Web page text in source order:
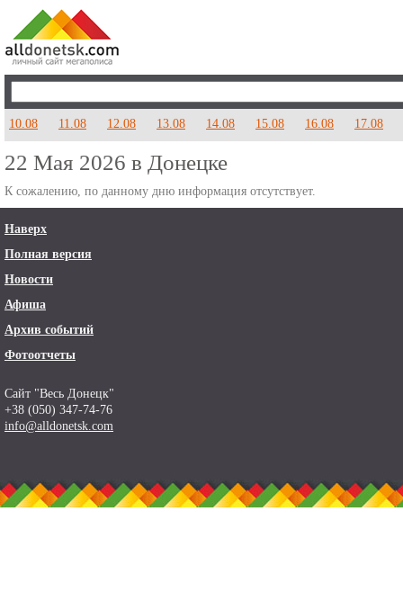
10.08 11.08 12.08 13.08 14.08 15.08 16.08 17.08
22 Мая 2026 в Донецке
К сожалению, по данному дню информация отсутствует.
Наверх
Полная версия
Новости
Афиша
Архив событий
Фотоотчеты
Сайт "Весь Донецк"
+38 (050) 347-74-76
info@alldonetsk.com